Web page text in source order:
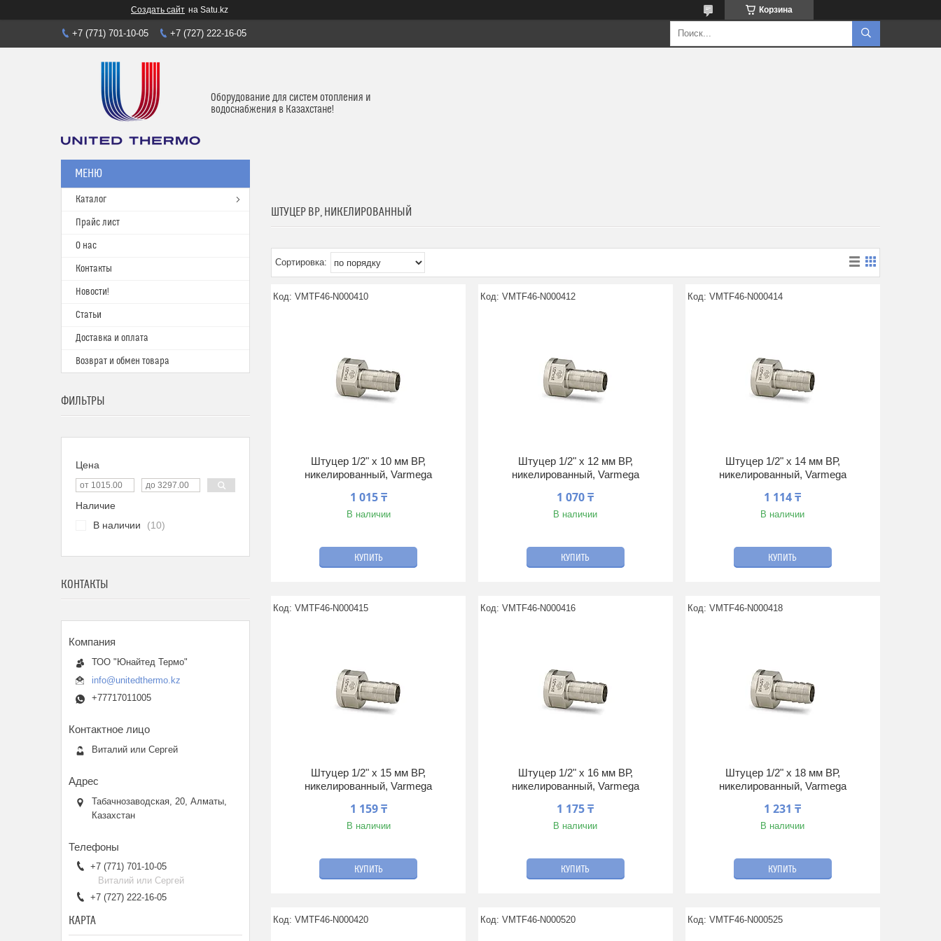
Создать сайт на Satu.kz Корзина
+7 (771) 701-10-05 +7 (727) 222-16-05
Оборудование для систем отопления и
водоснабжения в Казахстане!
ШТУЦЕР ВР, НИКЕЛИРОВАННЫЙ
VMTF46-N000410
Штуцер 1/2" x 10 мм ВР,
никелированный, Varmega
1 015 ₸
В наличии
КУПИТЬ
VMTF46-N000412
Штуцер 1/2" x 12 мм ВР,
никелированный, Varmega
1 070 ₸
В наличии
КУПИТЬ
VMTF46-N000414
Штуцер 1/2" x 14 мм ВР,
никелированный, Varmega
1 114 ₸
В наличии
КУПИТЬ
VMTF46-N000415
Штуцер 1/2" x 15 мм ВР,
никелированный, Varmega
1 159 ₸
В наличии
КУПИТЬ
VMTF46-N000416
Штуцер 1/2" x 16 мм ВР,
никелированный, Varmega
1 175 ₸
В наличии
КУПИТЬ
VMTF46-N000418
Штуцер 1/2" x 18 мм ВР,
никелированный, Varmega
1 231 ₸
В наличии
КУПИТЬ
VMTF46-N000420 VMTF46-N000520 VMTF46-N000525
Каталог
Прайс лист
О нас
Контакты
Новости!
Статьи
Доставка и оплата
Возврат и обмен товара
ФИЛЬТРЫ
Цена
Наличие
В наличии
10
КОНТАКТЫ
ТОО "Юнайтед Термо"
info@unitedthermo.kz
+77717011005
Виталий или Сергей
Табачнозаводская, 20, Алматы,
Казахстан
+7 (771) 701-10-05
Виталий или Сергей
+7 (727) 222-16-05
КАРТА